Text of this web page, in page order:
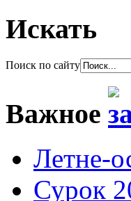
Искать
Поиск по сайту
Важное
Летне-
Сурок